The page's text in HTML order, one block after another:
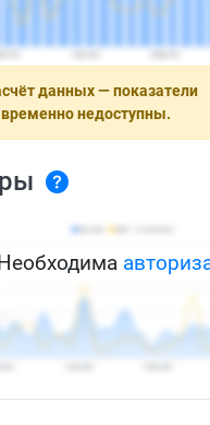
данных — показатели
недоступны.